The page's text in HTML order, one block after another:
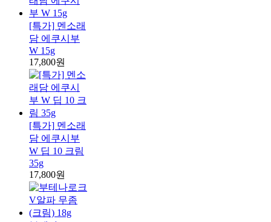
[특가] 멘소래
담 에쿠시부
W 15g
17,800원
[특가] 멘소래
담 에쿠시부
W 딥 10 크림
35g
17,800원